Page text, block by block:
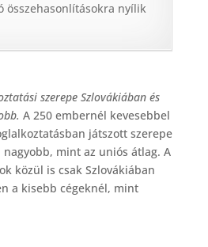
összehasonlításokra nyílik
szerepe Szlovákiában és
A 250 embernél kevesebbel
játszott szerepe
nagyobb, mint az uniós átlag. A
közül is csak Szlovákiában
a kisebb cégeknél, mint